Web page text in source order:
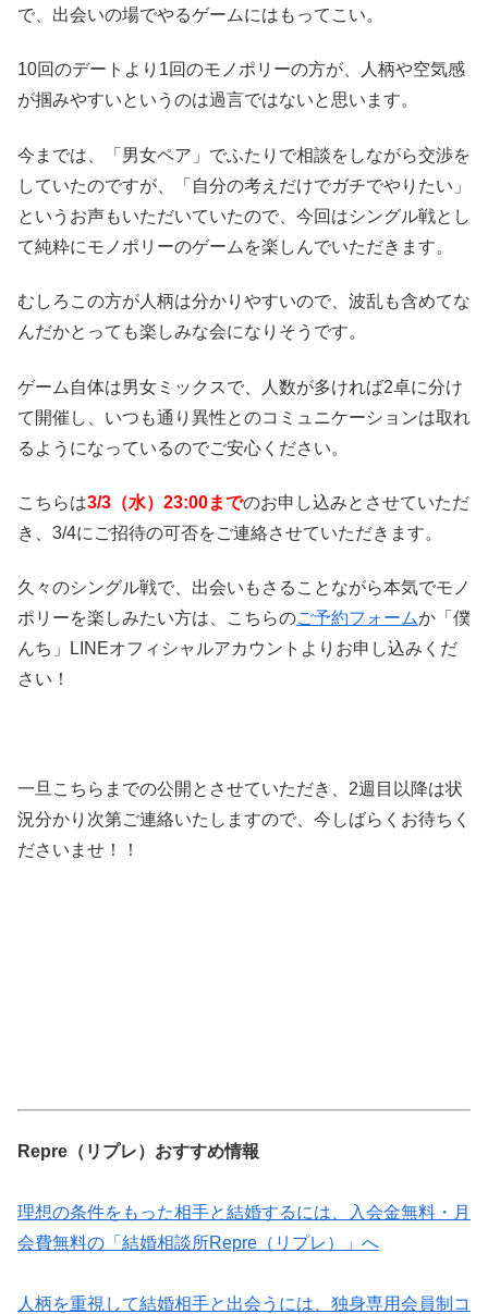
で、出会いの場でやるゲームにはもってこい。
10回のデートより1回のモノポリーの方が、人柄や空気感
が掴みやすいというのは過言ではないと思います。
今までは、「男女ペア」でふたりで相談をしながら交渉を
していたのですが、「自分の考えだけでガチでやりたい」
というお声もいただいていたので、今回はシングル戦とし
て純粋にモノポリーのゲームを楽しんでいただきます。
むしろこの方が人柄は分かりやすいので、波乱も含めてな
んだかとっても楽しみな会になりそうです。
ゲーム自体は男女ミックスで、人数が多ければ2卓に分け
て開催し、いつも通り異性とのコミュニケーションは取れ
るようになっているのでご安心ください。
こちらは3/3 （水）23:00までのお申し込みとさせていただ
き、3/4にご招待の可否をご連絡させていただきます。
久々のシングル戦で、出会いもさることながら本気でモノ
ポリーを楽しみたい方は、こちらのご予約フォームか「僕
んち」LINEオフィシャルアカウントよりお申し込みくだ
さい！
一旦こちらまでの公開とさせていただき、2週目以降は状
況分かり次第ご連絡いたしますので、今しばらくお待ちく
ださいませ！！
Repre（リプレ）おすすめ情報
理想の条件をもった相手と結婚するには、入会金無料・月
会費無料の「結婚相談所Repre（リプレ）」へ
人柄を重視して結婚相手と出会うには、独身専用会員制コ